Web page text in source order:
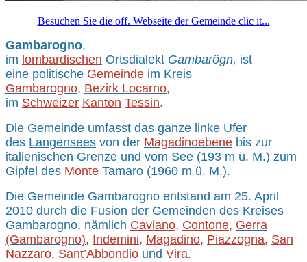
Besuchen Sie die off. Webseite der Gemeinde clic it...
Gambarogno,
im lombardischen Ortsdialekt Gambarögn, ist
eine politische Gemeinde im Kreis
Gambarogno, Bezirk Locarno,
im Schweizer Kanton Tessin.
Die Gemeinde umfasst das ganze linke Ufer
des Langensees von der Magadinoebene bis zur
italienischen Grenze und vom See (193 m ü. M.) zum
Gipfel des Monte Tamaro (1960 m ü. M.).
Die Gemeinde Gambarogno entstand am 25. April
2010 durch die Fusion der Gemeinden des Kreises
Gambarogno, nämlich Caviano, Contone, Gerra
(Gambarogno), Indemini, Magadino, Piazzogna, San
Nazzaro, Sant’Abbondio und Vira.